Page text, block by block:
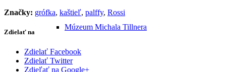
Múzeum Michala Tillnera
Značky: grófka, kaštieľ, palffy, Rossi
Zdielať na
Zdielať Facebook
Zdielať Twitter
Zdieľať na Google+